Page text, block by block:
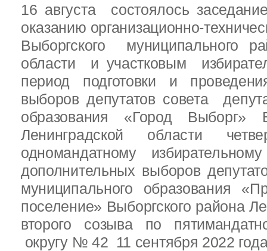
16 августа состоялось
оказанию организационно-
Выборгского муниципального
области и участковым
период подготовки и
выборов депутатов совета
образования «Город Выборг»
Ленинградской области
одномандатному
дополнительных выборов
муниципального образования
поселение» Выборгского района
второго созыва по
округу № 42 11 сентября 2022